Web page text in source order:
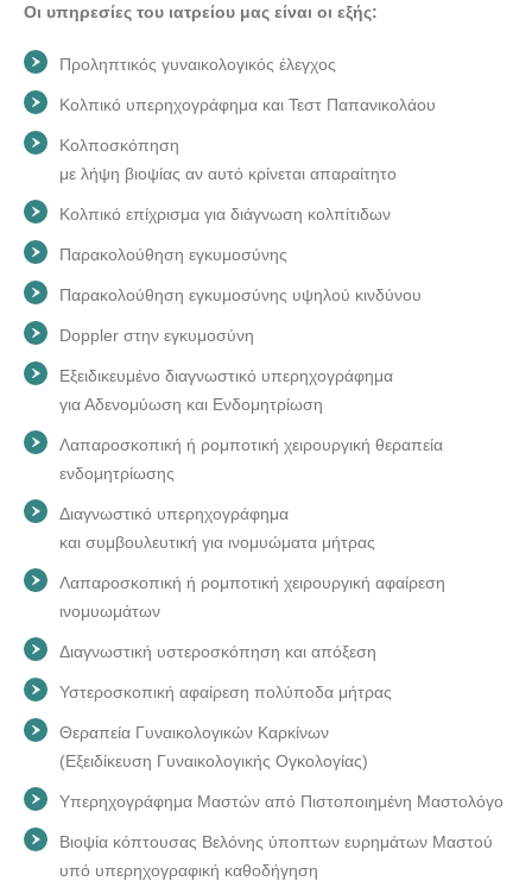
ΜΑΙΕΥΤΗΡΑΣ-ΓΥΝΑΙΚΟΛΟΓΟΣ ΜΑΣΤΟΛΟΓΟΣ ΑΘΗΝΑ |
ΜΠΑΚΑΛΗ ΑΙΚΑΤΕΡΙΝΗ--doctors4u.gr
ΜΑΙΕΥΤΗΡΑΣ-ΓΥΝΑΙΚΟΛΟΓΟΣ ΜΑΣΤΟΛΟΓΟΣ ΑΘΗΝΑ |
ΜΠΑΚΑΛΗ ΑΙΚΑΤΕΡΙΝΗ--doctors4u.gr
ΜΑΙΕΥΤΗΡΑΣ-ΓΥΝΑΙΚΟΛΟΓΟΣ ΜΑΣΤΟΛΟΓΟΣ ΑΘΗΝΑ |
ΜΠΑΚΑΛΗ ΑΙΚΑΤΕΡΙΝΗ--doctors4u.gr
ΜΑΙΕΥΤΗΡΑΣ-ΓΥΝΑΙΚΟΛΟΓΟΣ ΜΑΣΤΟΛΟΓΟΣ ΑΘΗΝΑ |
ΜΑΙΕΥΤΗΡΑΣ-ΓΥΝΑΙΚΟΛΟΓΟΣ ΜΑΣΤΟΛΟΓΟΣ ΑΘΗΝΑ |
ΜΠΑΚΑΛΗ ΑΙΚΑΤΕΡΙΝΗ--doctors4u.gr
Οι υπηρεσίες του ιατρείου μας είναι οι εξής:
Προληπτικός γυναικολογικός έλεγχος
Κολπικό υπερηχογράφημα και Τεστ Παπανικολάου
Κολποσκόπηση
με λήψη βιοψίας αν αυτό κρίνεται απαραίτητο
Κολπικό επίχρισμα για διάγνωση κολπίτιδων
Παρακολούθηση εγκυμοσύνης
Παρακολούθηση εγκυμοσύνης υψηλού κινδύνου
Doppler στην εγκυμοσύνη
Εξειδικευμένο διαγνωστικό υπερηχογράφημα
για Αδενομύωση και Ενδομητρίωση
Λαπαροσκοπική ή ρομποτική χειρουργική θεραπεία
ενδομητρίωσης
Διαγνωστικό υπερηχογράφημα
και συμβουλευτική για ινομυώματα μήτρας
Λαπαροσκοπική ή ρομποτική χειρουργική αφαίρεση
ινομυωμάτων
Διαγνωστική υστεροσκόπηση και απόξεση
Υστεροσκοπική αφαίρεση πολύποδα μήτρας
Θεραπεία Γυναικολογικών Καρκίνων
(Εξειδίκευση Γυναικολογικής Ογκολογίας)
Υπερηχογράφημα Μαστών από Πιστοποιημένη Μαστολόγο
Βιοψία κόπτουσας Βελόνης ύποπτων ευρημάτων Μαστού
υπό υπερηχογραφική καθοδήγηση